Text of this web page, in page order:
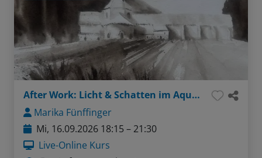
After Work: Licht & Schatten im Aquarell - Tonwerte verstehen und anwenden
Marika Fünffinger
Mi, 16.09.2026 18:15 – 21:30
Live-Online Kurs